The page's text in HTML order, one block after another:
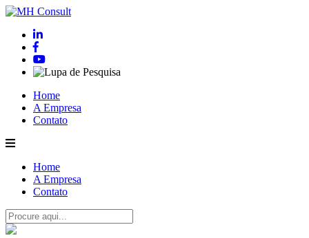
Home
A Empresa
Contato
Home
A Empresa
Contato